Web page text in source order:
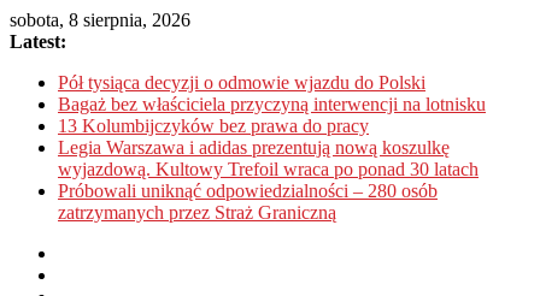
sobota, 8 sierpnia, 2026
Latest:
Pół tysiąca decyzji o odmowie wjazdu do Polski
Bagaż bez właściciela przyczyną interwencji na lotnisku
13 Kolumbijczyków bez prawa do pracy
Legia Warszawa i adidas prezentują nową koszulkę
wyjazdową. Kultowy Trefoil wraca po ponad 30 latach
Próbowali uniknąć odpowiedzialności – 280 osób
zatrzymanych przez Straż Graniczną